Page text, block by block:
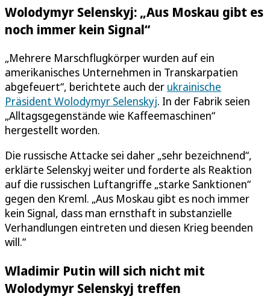
Wolodymyr Selenskyj: „Aus Moskau gibt es
noch immer kein Signal“
„Mehrere Marschflugkörper wurden auf ein
amerikanisches Unternehmen in Transkarpatien
abgefeuert“, berichtete auch der ukrainische
Präsident Wolodymyr Selenskyj. In der Fabrik seien
„Alltagsgegenstände wie Kaffeemaschinen“
hergestellt worden.
Die russische Attacke sei daher „sehr bezeichnend“,
erklärte Selenskyj weiter und forderte als Reaktion
auf die russischen Luftangriffe „starke Sanktionen“
gegen den Kreml. „Aus Moskau gibt es noch immer
kein Signal, dass man ernsthaft in substanzielle
Verhandlungen eintreten und diesen Krieg beenden
will.“
Wladimir Putin will sich nicht mit
Wolodymyr Selenskyj treffen